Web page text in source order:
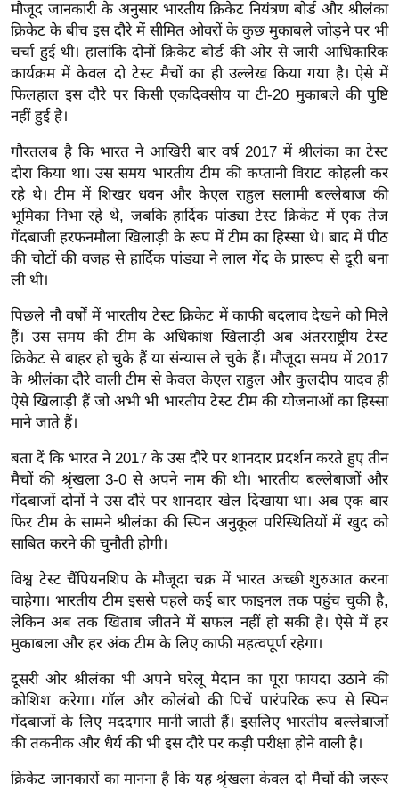
य
त
यं
ग
इं
या
सा
हि
त्य
ज
ग
ऑ
टो
व
र्ल्ड
न्यू
ब्री
फ
म
नो
ज
न
ज
त
बॉ
ली
ड
मौजूद जानकारी के अनुसार भारतीय क्रिकेट नियंत्रण बोर्ड और श्रीलंका
क्रिकेट के बीच इस दौरे में सीमित ओवरों के कुछ मुकाबले जोड़ने पर भी
चर्चा हुई थी। हालांकि दोनों क्रिकेट बोर्ड की ओर से जारी आधिकारिक
कार्यक्रम में केवल दो टेस्ट मैचों का ही उल्लेख किया गया है। ऐसे में
फिलहाल इस दौरे पर किसी एकदिवसीय या टी-20 मुकाबले की पुष्टि
नहीं हुई है।
गौरतलब है कि भारत ने आखिरी बार वर्ष 2017 में श्रीलंका का टेस्ट
दौरा किया था। उस समय भारतीय टीम की कप्तानी विराट कोहली कर
रहे थे। टीम में शिखर धवन और केएल राहुल सलामी बल्लेबाज की
भूमिका निभा रहे थे, जबकि हार्दिक पांड्या टेस्ट क्रिकेट में एक तेज
गेंदबाजी हरफनमौला खिलाड़ी के रूप में टीम का हिस्सा थे। बाद में पीठ
की चोटों की वजह से हार्दिक पांड्या ने लाल गेंद के प्रारूप से दूरी बना
ली थी।
पिछले नौ वर्षों में भारतीय टेस्ट क्रिकेट में काफी बदलाव देखने को मिले
हैं। उस समय की टीम के अधिकांश खिलाड़ी अब अंतरराष्ट्रीय टेस्ट
क्रिकेट से बाहर हो चुके हैं या संन्यास ले चुके हैं। मौजूदा समय में 2017
के श्रीलंका दौरे वाली टीम से केवल केएल राहुल और कुलदीप यादव ही
ऐसे खिलाड़ी हैं जो अभी भी भारतीय टेस्ट टीम की योजनाओं का हिस्सा
माने जाते हैं।
बता दें कि भारत ने 2017 के उस दौरे पर शानदार प्रदर्शन करते हुए तीन
मैचों की श्रृंखला 3-0 से अपने नाम की थी। भारतीय बल्लेबाजों और
गेंदबाजों दोनों ने उस दौरे पर शानदार खेल दिखाया था। अब एक बार
फिर टीम के सामने श्रीलंका की स्पिन अनुकूल परिस्थितियों में खुद को
साबित करने की चुनौती होगी।
विश्व टेस्ट चैंपियनशिप के मौजूदा चक्र में भारत अच्छी शुरुआत करना
चाहेगा। भारतीय टीम इससे पहले कई बार फाइनल तक पहुंच चुकी है,
लेकिन अब तक खिताब जीतने में सफल नहीं हो सकी है। ऐसे में हर
मुकाबला और हर अंक टीम के लिए काफी महत्वपूर्ण रहेगा।
दूसरी ओर श्रीलंका भी अपने घरेलू मैदान का पूरा फायदा उठाने की
कोशिश करेगा। गॉल और कोलंबो की पिचें पारंपरिक रूप से स्पिन
गेंदबाजों के लिए मददगार मानी जाती हैं। इसलिए भारतीय बल्लेबाजों
की तकनीक और धैर्य की भी इस दौरे पर कड़ी परीक्षा होने वाली है।
क्रिकेट जानकारों का मानना है कि यह श्रृंखला केवल दो मैचों की जरूर